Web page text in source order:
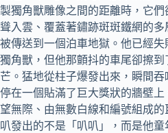
製獨角獸雕像之間的距離時，它
聳入雲、覆蓋著鏽跡斑斑鐵網的
被傳送到一個泊車地獄。他已經失
獨角獸，但他那顫抖的車尾卻擦
芒。猛地從柱子爆發出來，瞬間
停在一個貼滿了巨大獎狀的牆壁
望無際、由無數白線和編號組成
叭發出的不是「叭叭」，而是他童